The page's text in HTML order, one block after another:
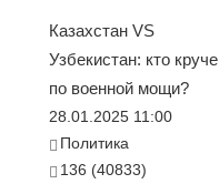
Казахстан VS
Узбекистан: кто круче
по военной мощи?
28.01.2025 11:00
Политика
136 (40833)